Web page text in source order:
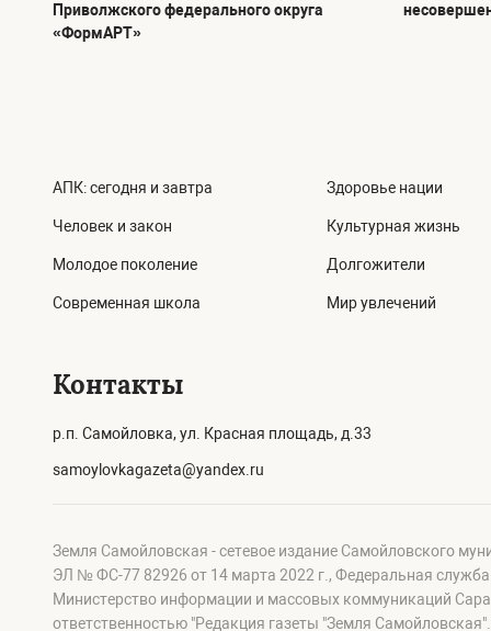
Приволжского федерального округа
«ФормАРТ»
АПК: сегодня и завтра
Человек и закон
Молодое поколение
Современная школа
Здоровье нации
Культурная жизнь
Долгожители
Мир увлечений
Контакты
р.п. Самойловка, ул. Красная площадь, д.33
samoylovkagazeta@yandex.ru
Земля Самойловская - сетевое издание Самойловского
ЭЛ № ФС-77 82926 от 14 марта 2022 г., Федеральная
Министерство информации и массовых коммуникаций
ответственностью "Редакция газеты "Земля Самойловская".